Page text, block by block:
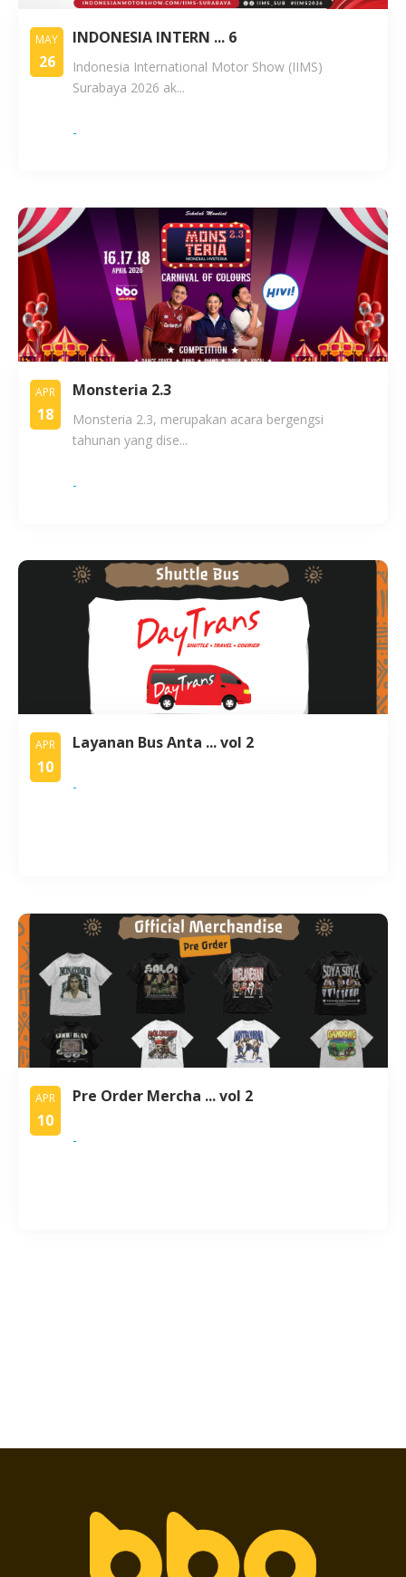
MAY
26
INDONESIA INTERN ... 6
Indonesia International Motor Show (IIMS)
Surabaya 2026 ak...
-
APR
18
Monsteria 2.3
Monsteria 2.3, merupakan acara bergengsi
tahunan yang dise...
-
APR
10
Layanan Bus Anta ... vol 2
-
APR
10
Pre Order Mercha ... vol 2
-